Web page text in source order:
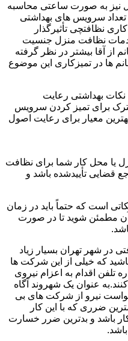
نیز به صورت ساعتی محاسبه
سرویس های بهداشتی
نظافتچی تأثیرگذار
نظافت منزل جنسیت
از آقا بیشتر در نظر گرفته
ها در تمیزکاری این موضوع
نکات بهداشتی رعایت
برای تمیز کردن سرویس
معیار برای رعایت اصول
یا محل کار شما برای نظافت
قضایی تأییدشده باشد و
است که حتماً باید در زمان
مطمئن شوید تا در صورت
در شهر تهران بسیار زیاد
که خیلی از این شرکت ها
تلفن اقدام به اعزام نیروی
عنوان یک شهروند آگاه
نیرو از شرکت های بی
ضرری که با این کار
باشد و بدترین ضرر خسارت